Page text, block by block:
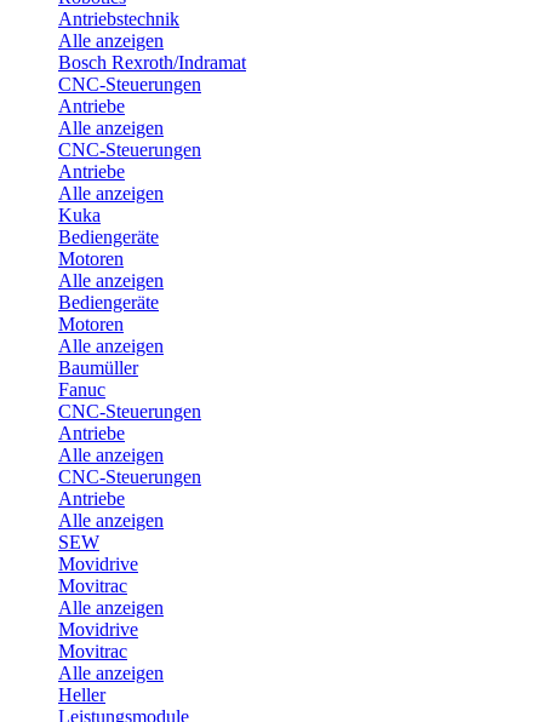
Antriebstechnik
Alle anzeigen
Bosch Rexroth/Indramat
CNC-Steuerungen
Antriebe
Alle anzeigen
CNC-Steuerungen
Antriebe
Alle anzeigen
Kuka
Bediengeräte
Motoren
Alle anzeigen
Bediengeräte
Motoren
Alle anzeigen
Baumüller
Fanuc
CNC-Steuerungen
Antriebe
Alle anzeigen
CNC-Steuerungen
Antriebe
Alle anzeigen
SEW
Movidrive
Movitrac
Alle anzeigen
Movidrive
Movitrac
Alle anzeigen
Heller
Leistungsmodule